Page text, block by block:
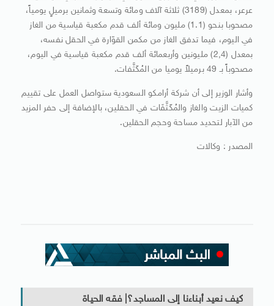
عرعر، بمعدل (3189) ثلاثة آلاف ومائة وتسعة وثمانين برميلٍ يومياً،
مصحوبا بنحو (1.1) مليون ومائة ألف قدم مكعبة قياسية من الغاز
في اليوم، فيما تدفق الغاز من مكمن القوّارة في الحقل نفسه،
بمعدل (2,4) مليونين وأربعمائة ألف قدم مكعبة قياسية في اليوم،
مصحوباً بـ 49 برميلاً يوميا من المُكَثَّفات.
وأشار الوزير إلى أن شركة أرامكو السعودية ستواصل العمل على تقييم
كميات الزيت والغاز والمُكَثَّفَات في الحقلين، بالإضافة إلى حفر المزيد
من الآبار لتحديد مساحة وحجم الحقلين.
المصدر : وكالات
كيف نعيد أبناءنا إلى المساجد؟| فقه الحياة